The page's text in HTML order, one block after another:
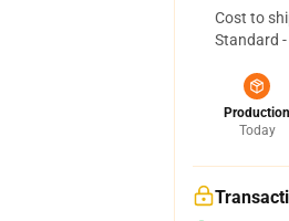
Cost to
Standard
Production
Today